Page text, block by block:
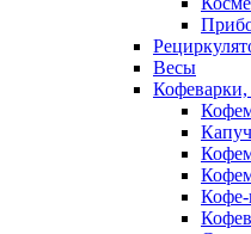
Весы
Кофе-